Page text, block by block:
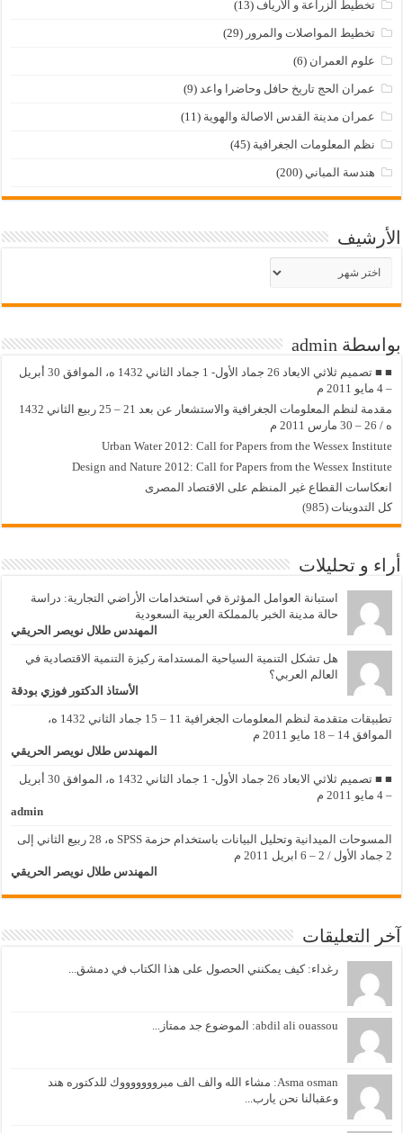
تخطيط الزراعة و الأرياف (13)
تخطيط المواصلات والمرور (29)
علوم العمران (6)
عمران الحج تاريخ حافل وحاضرا واعد (9)
عمران مدينة القدس الاصالة والهوية (11)
نظم المعلومات الجغرافية (45)
هندسة المباني (200)
الأرشيف
بواسطة admin
■ ■ تصميم ثلاثي الابعاد 26 جماد الأول- 1 جماد الثاني 1432 ه، الموافق 30 أبريل
– 4 مايو 2011 م
مقدمة لنظم المعلومات الجغرافية والاستشعار عن بعد 21 – 25 ربيع الثاني 1432
ه / 26 – 30 مارس 2011 م
Urban Water 2012: Call for Papers from the Wessex Institute
Design and Nature 2012: Call for Papers from the Wessex Institute‏
انعكاسات القطاع غير المنظم على الاقتصاد المصرى
كل التدوينات (985)
أراء و تحليلات
استبانة العوامل المؤثرة في استخدامات الأراضي التجارية: دراسة
حالة مدينة الخبر بالمملكة العربية السعودية
المهندس طلال نويصر الحريقي
هل تشكل التنمية السياحية المستدامة ركيزة التنمية الاقتصادية في
العالم العربي؟
الأستاذ الدكتور فوزي بودقة
تطبيقات متقدمة لنظم المعلومات الجغرافية 11 – 15 جماد الثاني 1432 ه،
الموافق 14 – 18 مايو 2011 م
المهندس طلال نويصر الحريقي
■ ■ تصميم ثلاثي الابعاد 26 جماد الأول- 1 جماد الثاني 1432 ه، الموافق 30 أبريل
– 4 مايو 2011 م
admin
المسوحات الميدانية وتحليل البيانات باستخدام حزمة SPSS ه، 28 ربيع الثاني إلى
2 جماد الأول / 2 – 6 ابريل 2011 م
المهندس طلال نويصر الحريقي
آخر التعليقات
رغداء: كيف يمكنني الحصول على هذا الكتاب في دمشق...
abdil ali ouassou: الموضوع جد ممتاز...
Asma osman: مشاء الله والف الف مبروووووووك للدكتوره هند
وعقبالنا نحن يارب...